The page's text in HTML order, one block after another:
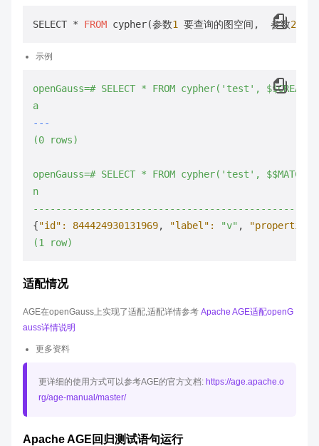
SELECT * FROM cypher(参数1 要查询的图空间,  参数2
示例
openGauss=# SELECT * FROM cypher('test', $$CREATE
a
---
(0
rows)
openGauss=# SELECT * FROM cypher('test', $$MATCH
n
{"id": 844424930131969, "label": "v" ,
(1
row)
适配情况
AGE在openGauss上实现了适配,适配详情参考 Apache AGE适配openG
auss详情说明
更多资料
更详细的使用方式可以参考AGE的官方文档: https://age.apache.o
rg/age-manual/master/
Apache AGE回归测试语句运行